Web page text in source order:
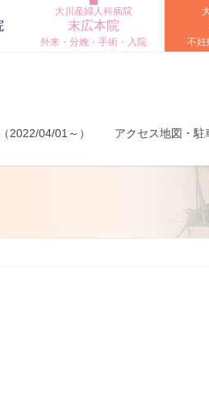
大川産婦人科病院
末広本院
外来・分娩・手術・入院 不妊
2022/04/01～） アクセス地図・駐